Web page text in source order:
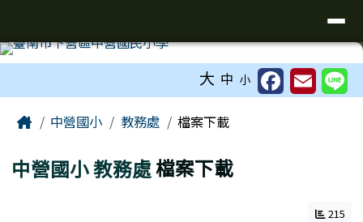
大 中 小
Home中營國小 教務處 檔案下載
中營國小教務處檔案下載
215